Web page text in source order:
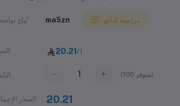
يُباع ma5zn مراسلة البائع
20.21/1
(100 متوفر)
السعر 20.21